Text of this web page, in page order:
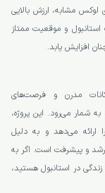
لوکس مشابه، ارزش بالایی
استانبول و موقعیت ممتاز
افزایش یابد.
مدرن و فرصت‌های
به شمار می‌رود. این پروژه،
می‌دهد و به دلیل
رشد و پیشرفت است. اگر به
در استانبول هستید،